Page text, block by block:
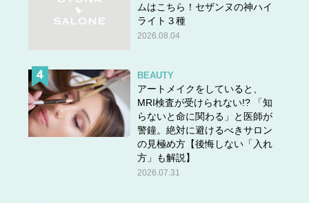
ムはこちら！セザンヌの神ハイ
ライト３種
2026.08.04
BEAUTY
アートメイクをしていると、
MRI検査が受けられない!? 「知
らないと命に関わる」と医師が
警鐘。絶対に避けるべきサロン
の見極め方【後悔しない「入れ
方」も解説】
2026.07.31